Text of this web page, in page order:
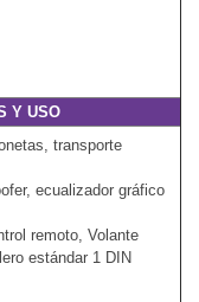
Y USO
transporte
ecualizador gráfico
remoto, Volante
estándar 1 DIN